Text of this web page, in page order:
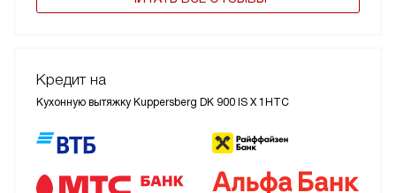
Кредит на
Кухонную вытяжку Kuppersberg DK 900 IS Х 1HTC